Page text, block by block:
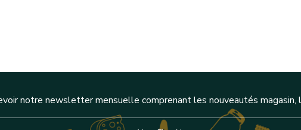
notre newsletter mensuelle comprenant les nouveautés